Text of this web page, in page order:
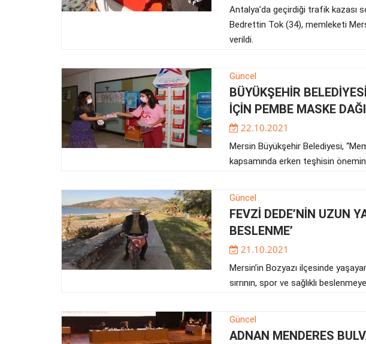
Antalya’da geçirdiği trafik kazası
Bedrettin Tok (34), memleketi
verildi.
Güncel
BÜYÜKŞEHİR
İÇİN PEMBE MASKE
22.10.2021
Mersin Büyükşehir Belediyesi,
kapsamında erken teşhisin
Güncel
FEVZİ DEDE’NİN UZUN
BESLENME’
21.10.2021
Mersin’in Bozyazı ilçesinde
sırrının, spor ve sağlıklı
Güncel
ADNAN MENDERES